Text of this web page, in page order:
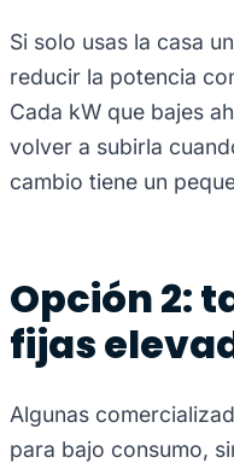
Si solo usas la casa
reducir la potencia
Cada kW que bajes
volver a subirla
cambio tiene un
Opción 2:
fijas
Algunas
para bajo consumo,